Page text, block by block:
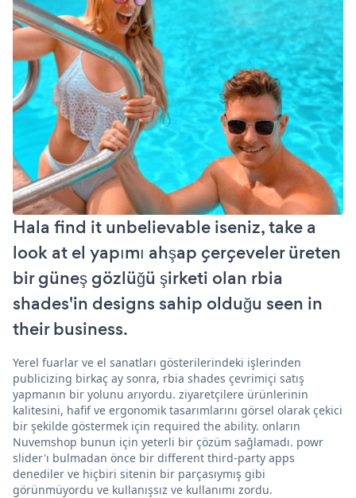
Hala find it unbelievable iseniz, take a
look at el yapımı ahşap çerçeveler üreten
bir güneş gözlüğü şirketi olan rbia
shades'in designs sahip olduğu seen in
their business.
Yerel fuarlar ve el sanatları gösterilerindeki işlerinden
publicizing birkaç ay sonra, rbia shades çevrimiçi satış
yapmanın bir yolunu arıyordu. ziyaretçilere ürünlerinin
kalitesini, hafif ve ergonomik tasarımlarını görsel olarak çekici
bir şekilde göstermek için required the ability. onların
Nuvemshop bunun için yeterli bir çözüm sağlamadı. powr
slider'ı bulmadan önce bir different third-party apps
denediler ve hiçbiri sitenin bir parçasıymış gibi
görünmüyordu ve kullanışsız ve kullanımı zordu.